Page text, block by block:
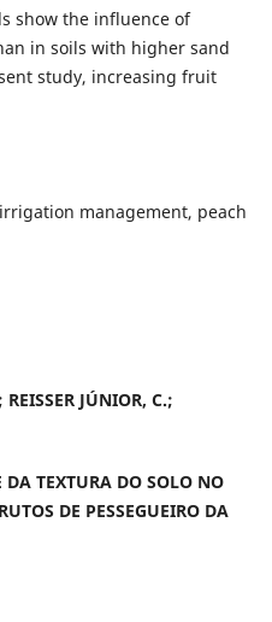
show the influence of
in soils with higher sand
study, increasing fruit
management, peach
JÚNIOR, C.;
TEXTURA DO SOLO NO
DE PESSEGUEIRO DA